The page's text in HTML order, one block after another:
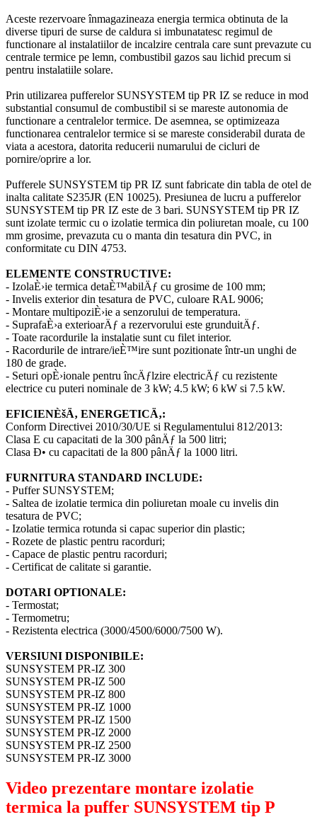
Aceste rezervoare înmagazineaza energia termica obtinuta de la
diverse tipuri de surse de caldura si imbunatatesc regimul de
functionare al instalatiilor de incalzire centrala care sunt prevazute cu
centrale termice pe lemn, combustibil gazos sau lichid precum si
pentru instalatiile solare.
Prin utilizarea pufferelor SUNSYSTEM tip PR IZ se reduce in mod
substantial consumul de combustibil si se mareste autonomia de
functionare a centralelor termice. De asemnea, se optimizeaza
functionarea centralelor termice si se mareste considerabil durata de
viata a acestora, datorita reducerii numarului de cicluri de
pornire/oprire a lor.
Pufferele SUNSYSTEM tip PR IZ sunt fabricate din tabla de otel de
inalta calitate S235JR (EN 10025). Presiunea de lucru a pufferelor
SUNSYSTEM tip PR IZ este de 3 bari. SUNSYSTEM tip PR IZ
sunt izolate termic cu o izolatie termica din poliuretan moale, cu 100
mm grosime, prevazuta cu o manta din tesatura din PVC, in
conformitate cu DIN 4753.
ELEMENTE CONSTRUCTIVE:
- IzolaÈ›ie termica detaÈ™abilÄƒ cu grosime de 100 mm;
- Invelis exterior din tesatura de PVC, culoare RAL 9006;
- Montare multipoziÈ›ie a senzorului de temperatura.
- SuprafaÈ›a exterioarÄƒ a rezervorului este grunduitÄƒ.
- Toate racordurile la instalatie sunt cu filet interior.
- Racordurile de intrare/ieÈ™ire sunt pozitionate într-un unghi de
180 de grade.
- Seturi opÈ›ionale pentru încÄƒlzire electricÄƒ cu rezistente
electrice cu puteri nominale de 3 kW; 4.5 kW; 6 kW si 7.5 kW.
EFICIENÈšÄ‚ ENERGETICÄ‚:
Conform Directivei 2010/30/UE si Regulamentului 812/2013:
Clasa E cu capacitati de la 300 pânÄƒ la 500 litri;
Clasa Ð• cu capacitati de la 800 pânÄƒ la 1000 litri.
FURNITURA STANDARD INCLUDE:
- Puffer SUNSYSTEM;
- Saltea de izolatie termica din poliuretan moale cu invelis din
tesatura de PVC;
- Izolatie termica rotunda si capac superior din plastic;
- Rozete de plastic pentru racorduri;
- Capace de plastic pentru racorduri;
- Certificat de calitate si garantie.
DOTARI OPTIONALE:
- Termostat;
- Termometru;
- Rezistenta electrica (3000/4500/6000/7500 W).
VERSIUNI DISPONIBILE:
SUNSYSTEM PR-IZ 300
SUNSYSTEM PR-IZ 500
SUNSYSTEM PR-IZ 800
SUNSYSTEM PR-IZ 1000
SUNSYSTEM PR-IZ 1500
SUNSYSTEM PR-IZ 2000
SUNSYSTEM PR-IZ 2500
SUNSYSTEM PR-IZ 3000
Video prezentare montare izolatie
termica la puffer SUNSYSTEM tip P